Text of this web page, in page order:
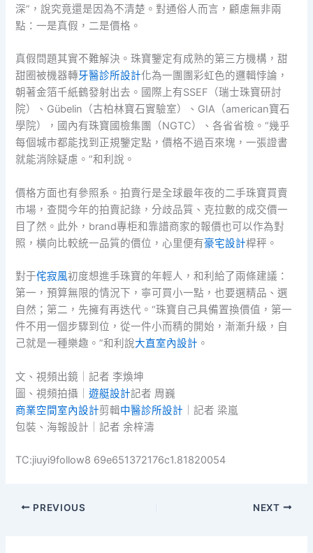
深”，說究竟還是因為不清楚。對通俗人而言，顧慮無非兩
點：一是真假，二是價格。
真假問題其實不難解決。珠寶鑒定有成熟的第三方機構，甜
甜圈被機器轉牙醫診所設計化為一團團彩虹色的邏輯悖論，
朝著金箔千紙鶴發射出去。國際上有SSEF（瑞士珠寶研討
院）、Gübelin（古柏林寶石實驗室）、GIA（american寶石
學院），國內有珠寶國檢集團（NGTC）、各省省檢。“幾乎
每個城市都能找到正規鑒定點，價格不過百來塊，一張證書
就能消除疑慮。”和利說。
價格方面也有參照系。拍賣行是全球最年夜的二手珠寶買賣
市場，查閱今年的拍賣記錄，分歧品質、克拉數的成交價一
目了然。此外，brand專柜和靠譜商家的報價也可以作為對
照，橫向比較統一品質的價位，心里便有豪宅設計桿秤。
對于侘寂風初度想進手珠寶的年輕人，和利給了兩條建議：
第一，預算無限的情況下，寧可買小一點，也要選精品、選
自然；第二，先擁有再迭代。“珠寶自己具備置換價值，第一
件不用一個步驟到位，從一件小而精的開始，漸漸升級，自
己就是一種樂趣。”和利說大直室內設計 。
文、視頻出鏡｜記者 李煥坤
圖、視頻拍攝｜遊艇設計記者 周巍
商業空間室內設計剪輯中醫診所設計 ｜記者 梁嵐
包裝、海報設計｜記者 余梓濤
TC:jiuyi9follow8 69e651372176c1.81820054
PREVIOUS NEXT